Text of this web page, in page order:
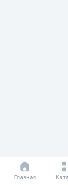
Главная